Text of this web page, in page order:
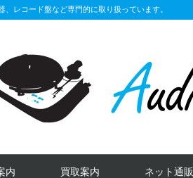
、レコード盤など専門的に取り扱っています。
内 買取案内 ネット通販